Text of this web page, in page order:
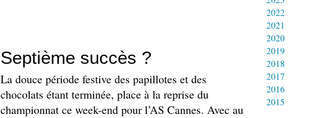
Septième succès ?
La douce période festive des papillotes et des
chocolats étant terminée, place à la reprise du
championnat ce week-end pour l’AS Cannes. Avec au
2022
2021
2020
2019
2018
2017
2016
2015